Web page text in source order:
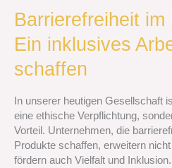
Barrierefreiheit im
Ein inklusives
schaffen
In unserer heutigen Gesellschaft
eine ethische Verpflichtung,
Vorteil. Unternehmen, die
Produkte schaffen, erweitern
fördern auch Vielfalt und
Barrierefreiheit
im
Unternehmen:
inklusives
schaffen